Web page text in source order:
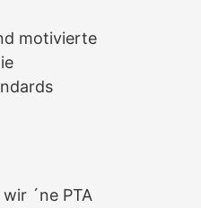
motivierte
´ne PTA